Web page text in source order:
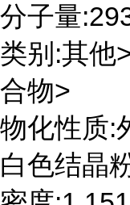
分子量
类别:其他
合物>
物化性质:
白色结晶